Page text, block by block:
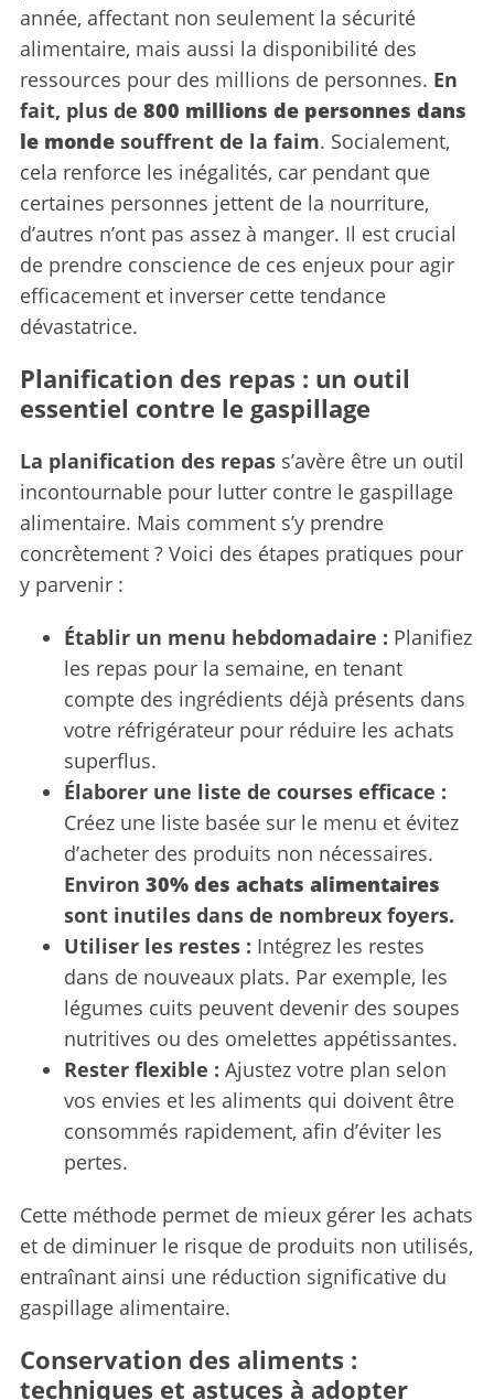
année, affectant non seulement la sécurité
alimentaire, mais aussi la disponibilité des
ressources pour des millions de personnes. En
fait, plus de 800 millions de personnes dans
le mondesouffrent de la faim. Socialement,
cela renforce les inégalités, car pendant que
certaines personnes jettent de la nourriture,
d’autres n’ont pas assez à manger. Il est crucial
de prendre conscience de ces enjeux pour agir
efficacement et inverser cette tendance
dévastatrice.
Planification des repas : un outil
essentiel contre le gaspillage
La planification des repass’avère être un outil
incontournable pour lutter contre le gaspillage
alimentaire. Mais comment s’y prendre
concrètement ? Voici des étapes pratiques pour
y parvenir :
Établir un menu hebdomadaire : Planifiez
les repas pour la semaine, en tenant
compte des ingrédients déjà présents dans
votre réfrigérateur pour réduire les achats
superflus.
Élaborer une liste de courses efficace :
Créez une liste basée sur le menu et évitez
d’acheter des produits non nécessaires.
Environ 30% des achats alimentaires
sont inutiles dans de nombreux foyers.
Utiliser les restes : Intégrez les restes
dans de nouveaux plats. Par exemple, les
légumes cuits peuvent devenir des soupes
nutritives ou des omelettes appétissantes.
Rester flexible : Ajustez votre plan selon
vos envies et les aliments qui doivent être
consommés rapidement, afin d’éviter les
pertes.
Cette méthode permet de mieux gérer les achats
et de diminuer le risque de produits non utilisés,
entraînant ainsi une réduction significative du
gaspillage alimentaire.
Conservation des aliments :
techniques et astuces à adopter